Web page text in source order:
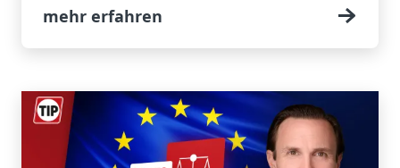
mehr erfahren